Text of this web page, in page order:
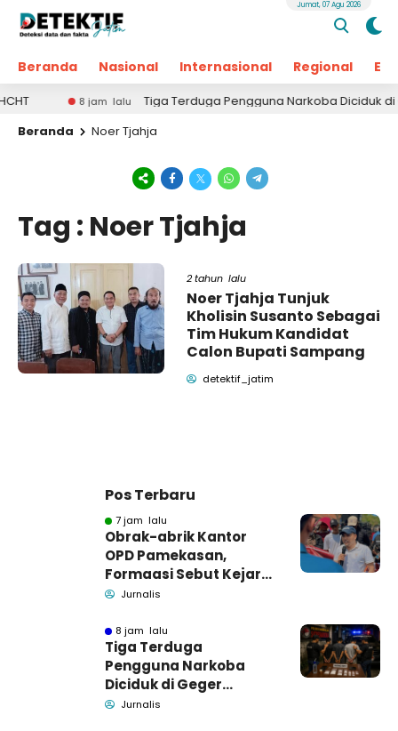
Beranda Nasional Internasional Regional
Jumat, 07 Agu 2026
8 jam lalu
Tiga Terduga Pengguna Narkoba Diciduk di
Beranda
Noer Tjahja
Tag : Noer Tjahja
2 tahun lalu
Noer Tjahja Tunjuk
Kholisin Susanto Sebagai
Tim Hukum Kandidat
Calon Bupati Sampang
detektif_jatim
Pos Terbaru
7 jam lalu
Obrak-abrik Kantor
OPD Pamekasan,
Formaasi Sebut Kejari
Pamekasan
Jurnalis
8 jam lalu
Tiga Terduga
Pengguna Narkoba
Diciduk di Geger
Bangkalan, Polisi Masih
Jurnalis